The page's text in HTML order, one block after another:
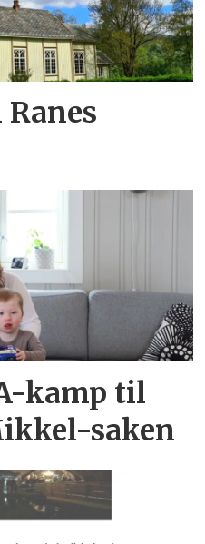
kamp til
saken